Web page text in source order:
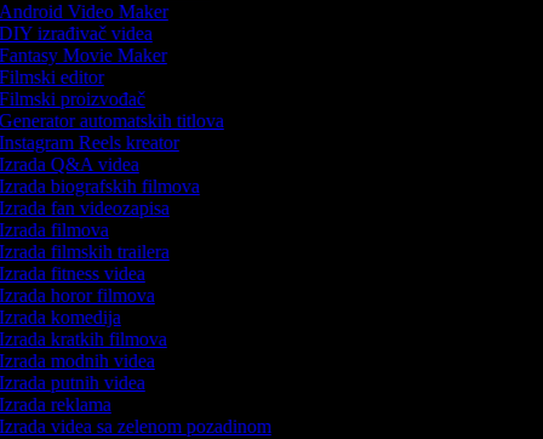
Video Maker
izrađivač videa
Movie Maker
editor
proizvođač
automatskih titlova
Reels kreator
Q&A videa
biografskih filmova
fan videozapisa
filmova
filmskih trailera
fitness videa
horor filmova
komedija
kratkih filmova
modnih videa
putnih videa
reklama
videa sa zelenom pozadinom